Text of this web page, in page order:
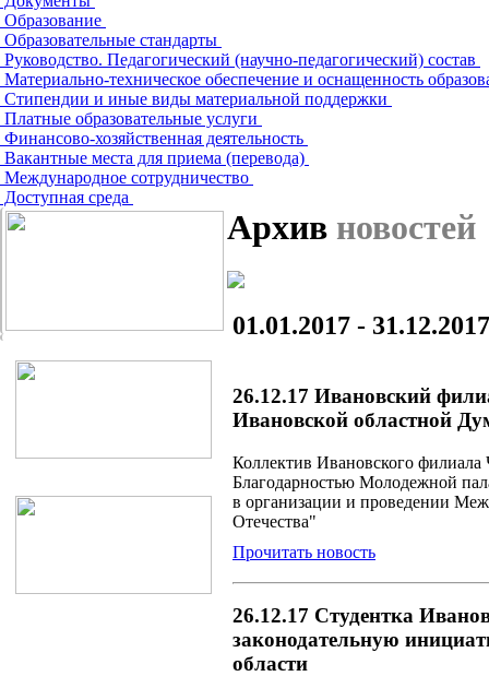
Образование
Образовательные стандарты
Руководство. Педагогический (научно-педагогический) состав
Материально-техническое обеспечение и оснащенность
Стипендии и иные виды материальной поддержки
Платные образовательные услуги
Финансово-хозяйственная деятельность
Вакантные места для приема (перевода)
Международное сотрудничество
Доступная среда
Архив новостей
01.01.2017 - 31.12.2017
26.12.17 Ивановский
Ивановской областной
Коллектив Ивановского
Благодарностью Молодежной
в организации и проведении
Отечества"
Прочитать новость
26.12.17 Студентка
законодательную
области